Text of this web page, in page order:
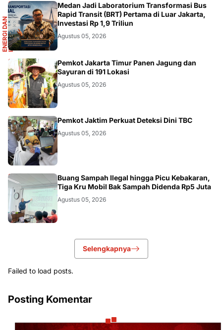
E
N
E
R
G
I
D
A
N
I
N
F
R
A
S
T
R
U
K
T
UR
Medan Jadi Laboratorium Transformasi Bus
Rapid Transit (BRT) Pertama di Luar Jakarta,
Investasi Rp 1,9 Triliun
Agustus 05, 2026
AKURATNEWS
Pemkot Jakarta Timur Panen Jagung dan
Sayuran di 191 Lokasi
Agustus 05, 2026
AKURATNEWS Pemkot Jaktim Perkuat Deteksi Dini TBC
Agustus 05, 2026
AKURATNEWS
Buang Sampah Ilegal hingga Picu Kebakaran,
Tiga Kru Mobil Bak Sampah Didenda Rp5 Juta
Agustus 05, 2026
Selengkapnya
Failed to load posts.
Posting Komentar